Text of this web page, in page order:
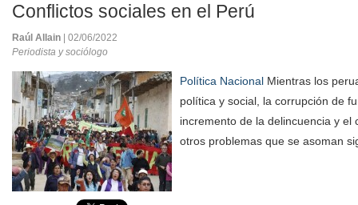
Conflictos sociales en el Perú
Raúl Allain
| 02/06/2022
Periodista y sociólogo
Política Nacional Mientras los
política y social, la corrupción de
incremento de la delincuencia y el
otros problemas que se asoman